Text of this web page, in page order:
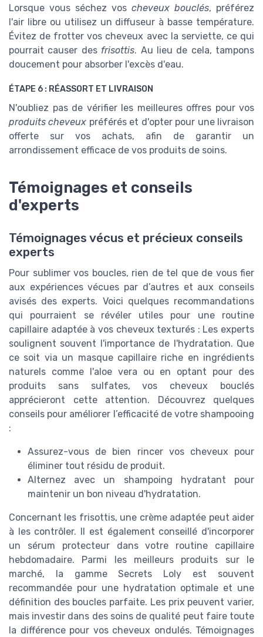
Lorsque vous séchez vos cheveux bouclés, préférez
l'air libre ou utilisez un diffuseur à basse température.
Évitez de frotter vos cheveux avec la serviette, ce qui
pourrait causer des frisottis. Au lieu de cela, tampons
doucement pour absorber l'excès d'eau.
ÉTAPE 6 : RÉASSORT ET LIVRAISON
N'oubliez pas de vérifier les meilleures offres pour vos
produits cheveux préférés et d'opter pour une livraison
offerte sur vos achats, afin de garantir un
arrondissement efficace de vos produits de soins.
Témoignages et conseils
d'experts
Témoignages vécus et précieux conseils
experts
Pour sublimer vos boucles, rien de tel que de vous fier
aux expériences vécues par d’autres et aux conseils
avisés des experts. Voici quelques recommandations
qui pourraient se révéler utiles pour une routine
capillaire adaptée à vos cheveux texturés : Les experts
soulignent souvent l'importance de l'hydratation. Que
ce soit via un masque capillaire riche en ingrédients
naturels comme l'aloe vera ou en optant pour des
produits sans sulfates, vos cheveux bouclés
apprécieront cette attention. Découvrez quelques
conseils pour améliorer l’efficacité de votre shampooing
:
Assurez-vous de bien rincer vos cheveux pour
éliminer tout résidu de produit.
Alternez avec un shampoing hydratant pour
maintenir un bon niveau d'hydratation.
Concernant les frisottis, une crème adaptée peut aider
à les contrôler. Il est également conseillé d'incorporer
un sérum protecteur dans votre routine capillaire
hebdomadaire. Parmi les meilleurs produits sur le
marché, la gamme Secrets Loly est souvent
recommandée pour une hydratation optimale et une
définition des boucles parfaite. Les prix peuvent varier,
mais investir dans des soins de qualité peut faire toute
la différence pour vos cheveux ondulés. Témoignages